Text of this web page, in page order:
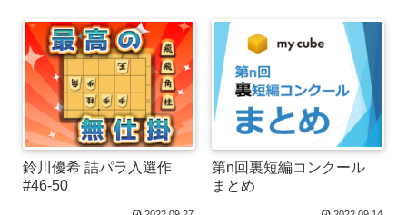
鈴川優希 詰パラ入選作
#46-50
第n回裏短編コンクール
まとめ